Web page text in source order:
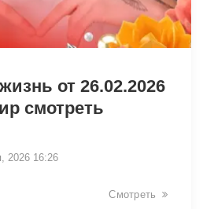
от 26.02.2026
смотреть
2026 16:26
Смотреть